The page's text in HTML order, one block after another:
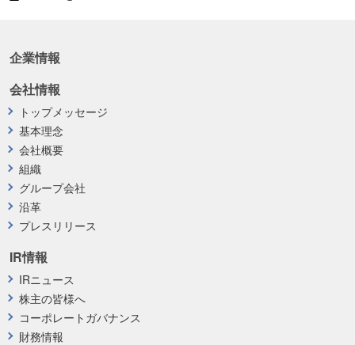
企業情報
会社情報
トップメッセージ
基本理念
会社概要
組織
グループ会社
沿革
プレスリリース
IR情報
IRニュース
株主の皆様へ
コーポレートガバナンス
財務情報